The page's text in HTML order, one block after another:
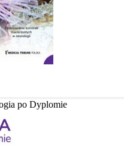
po Dyplomie